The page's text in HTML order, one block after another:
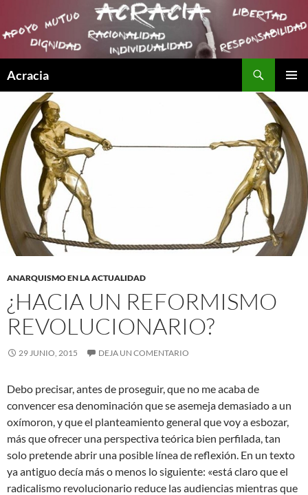
Acracia
CONTENIDO
ANARQUISMO EN LA ACTUALIDAD
¿HACIA UN REFORMISMO
REVOLUCIONARIO?
29 JUNIO, 2015 DEJA UN COMENTARIO
Debo precisar, antes de proseguir, que no me acaba de
convencer esa denominación que se asemeja demasiado a un
oxímoron, y que el planteamiento general que voy a esbozar,
más que ofrecer una perspectiva teórica bien perfilada, tan
solo pretende abrir una posible línea de reflexión. En un texto
ya antiguo decía más o menos lo siguiente: «está claro que el
radicalismo revolucionario reduce lasaudiencias mientras que